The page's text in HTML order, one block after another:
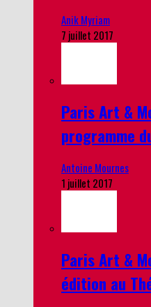
Anik Myriam
7 juillet 2017
Paris Art &
programme
Antoine Mournes
1 juillet 2017
Paris Art &
édition au